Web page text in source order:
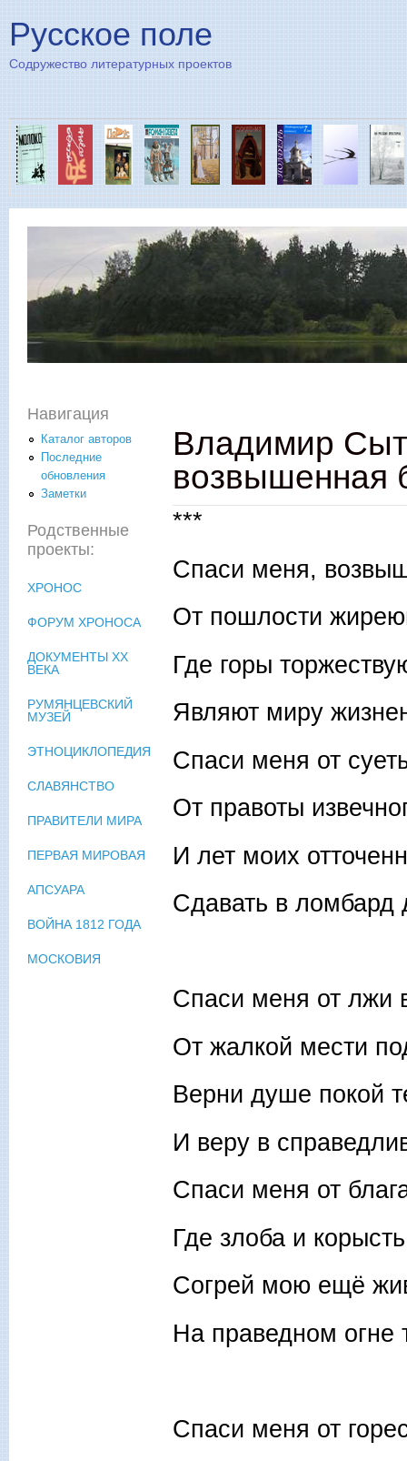
Русское поле
Содружество литературных проектов
Владимир
возвышенная
***
Спаси меня,
От пошлости
Где горы
Являют миру
Спаси меня от
От правоты
И лет моих
Сдавать в
Спаси меня от лжи
От жалкой мести
Верни душе покой
И веру в
Спаси меня от
Где злоба и
Согрей мою ещё
На праведном огне
Спаси меня от
Навигация
Каталог авторов
Последние
обновления
Заметки
Родственные
проекты:
ХРОНОС
ФОРУМ ХРОНОСА
ДОКУМЕНТЫ XX
ВЕКА
РУМЯНЦЕВСКИЙ
МУЗЕЙ
ЭТНОЦИКЛОПЕДИЯ
СЛАВЯНСТВО
ПРАВИТЕЛИ МИРА
ПЕРВАЯ МИРОВАЯ
АПСУАРА
ВОЙНА 1812 ГОДА
МОСКОВИЯ